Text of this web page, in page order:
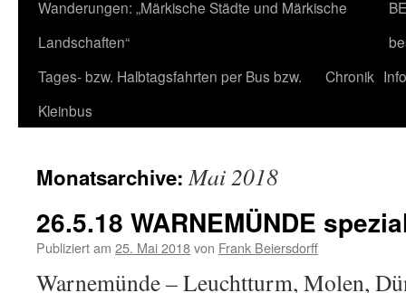
Wanderungen: „Märkische Städte und Märkische
Landschaften“
Tages- bzw. Halbtagsfahrten per Bus bzw.
Kleinbus
Chronik
Monatsarchive:Mai 2018
26.5.18 WARNEMÜNDE
Publiziert am 25. Mai 2018von Frank Beiersdorff
Warnemünde – Leuchtturm, Molen,